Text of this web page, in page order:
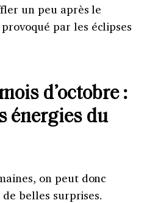
un peu après le
par les éclipses
d’octobre :
énergies du
on peut donc
belles surprises.